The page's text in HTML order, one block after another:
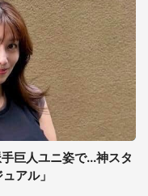
巨人ユニ姿で...神スタ
アル」